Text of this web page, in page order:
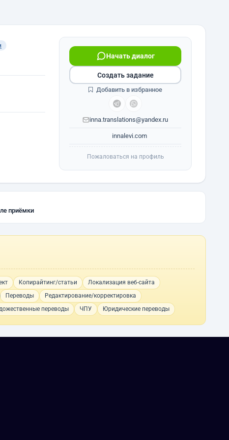
Начать диалог
inna.translations@yandex.ru
innalevi.com
Создать задание
Добавить в избранное
Пожаловаться на профиль
приёмки
Копирайтинг/статьи
Локализация веб-сайта
Переводы
Редактирование/корректировка
переводы ЧПУ Юридические переводы